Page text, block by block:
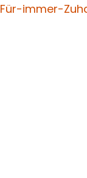
Für-immer-